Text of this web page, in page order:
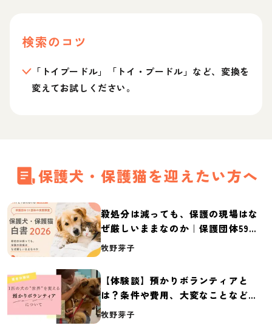
検索のコツ
「トイプードル」「トイ・プードル」など、変換を
変えてお試しください。
保護犬・保護猫を迎えたい方へ
殺処分は減っても、保護の現場はな
ぜ厳しいままなのか｜保護団体59団
体の実態調査【保護犬・保護猫白書
牧野芽子
【体験談】預かりボランティアと
は？条件や費用、大変なことなど紹
介
牧野芽子